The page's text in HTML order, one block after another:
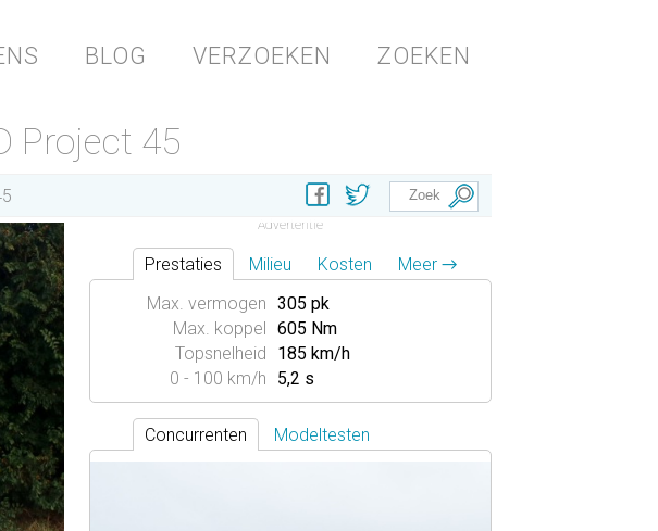
BLOG VERZOEKEN ZOEKEN
Project 45
Prestaties Milieu Kosten
Meer →
Max. vermogen 305 pk
Max. koppel 605 Nm
Topsnelheid
185 km/h
0 - 100 km/h
5,2 s
Concurrenten Modeltesten